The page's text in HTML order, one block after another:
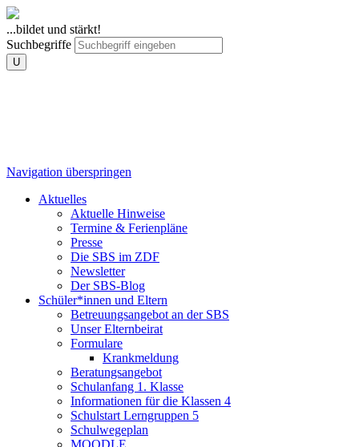
...bildet und stärkt!
Suchbegriffe
U
Navigation überspringen
Aktuelles
Aktuelle Hinweise
Termine & Ferienpläne
Presse
Die SBS im ZDF
Newsletter
Der SBS-Blog
Schüler*innen und Eltern
Betreuungsangebot an der SBS
Unser Elternbeirat
Formulare
Krankmeldung
Beratungsangebot
Schulanfang 1. Klasse
Informationen für die Klassen 4
Schulstart Lerngruppen 5
Schulwegeplan
MOODLE